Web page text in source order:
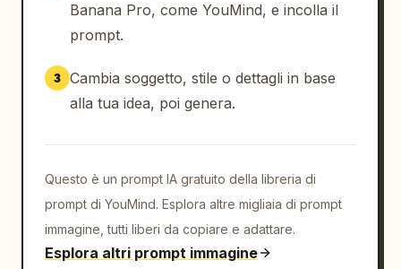
Banana Pro, come YouMind, e incolla il
prompt.
3 Cambia soggetto, stile o dettagli in base
alla tua idea, poi genera.
Questo è un prompt IA gratuito della libreria di
prompt di YouMind. Esplora altre migliaia di prompt
immagine, tutti liberi da copiare e adattare.
Esplora altri prompt immagine